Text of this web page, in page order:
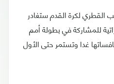
القطري لكرة القدم ستغادر
للمشاركة في بطولة أمم
منافساتها غدا وتستمر حتى الأول